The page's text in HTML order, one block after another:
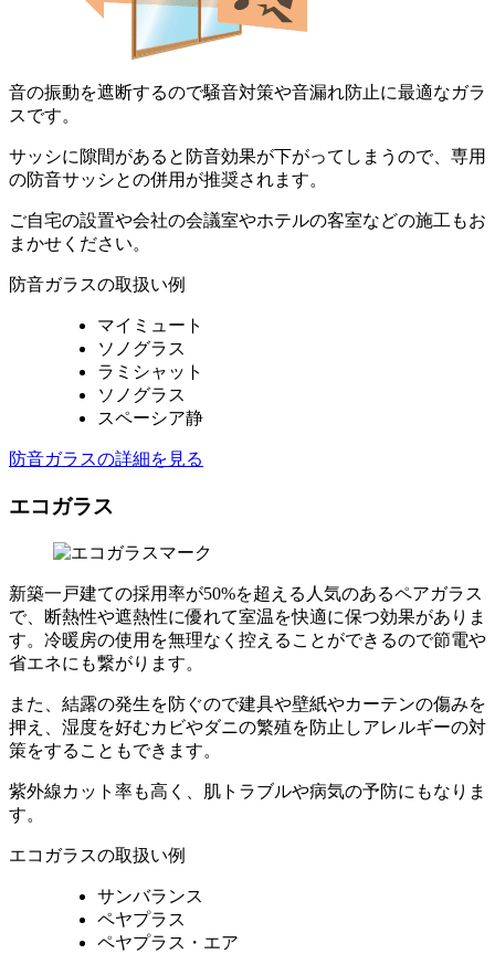
音の振動を遮断するので騒音対策や音漏れ防止に最適なガラ
スです。
サッシに隙間があると防音効果が下がってしまうので、専用
の防音サッシとの併用が推奨されます。
ご自宅の設置や会社の会議室やホテルの客室などの施工もお
まかせください。
防音ガラスの取扱い例
マイミュート
ソノグラス
ラミシャット
ソノグラス
スペーシア静
防音ガラスの詳細を見る
エコガラス
新築一戸建ての採用率が50%を超える人気のあるペアガラス
で、断熱性や遮熱性に優れて室温を快適に保つ効果がありま
す。冷暖房の使用を無理なく控えることができるので節電や
省エネにも繋がります。
また、結露の発生を防ぐので建具や壁紙やカーテンの傷みを
押え、湿度を好むカビやダニの繁殖を防止しアレルギーの対
策をすることもできます。
紫外線カット率も高く、肌トラブルや病気の予防にもなりま
す。
エコガラスの取扱い例
サンバランス
ペヤプラス
ペヤプラス・エア